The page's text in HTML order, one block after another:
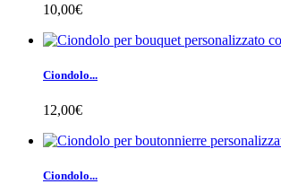
10,00€
Ciondolo...
12,00€
Ciondolo...